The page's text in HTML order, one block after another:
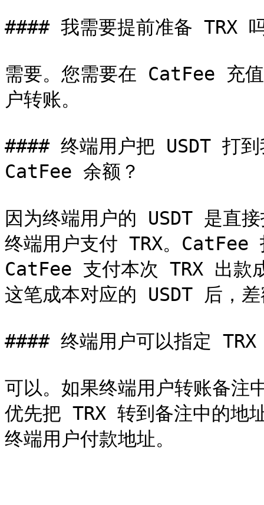
#### 我需要提前准备 TRX
需要。您需要在 CatFee 充
户转账。
#### 终端用户把 USDT 打到
CatFee 余额？
因为终端用户的 USDT 是直
终端用户支付 TRX。CatFee
CatFee 支付本次 TRX 出款
这笔成本对应的 USDT 后，
#### 终端用户可以指定 TRX
可以。如果终端用户转账备
优先把 TRX 转到备注中的地